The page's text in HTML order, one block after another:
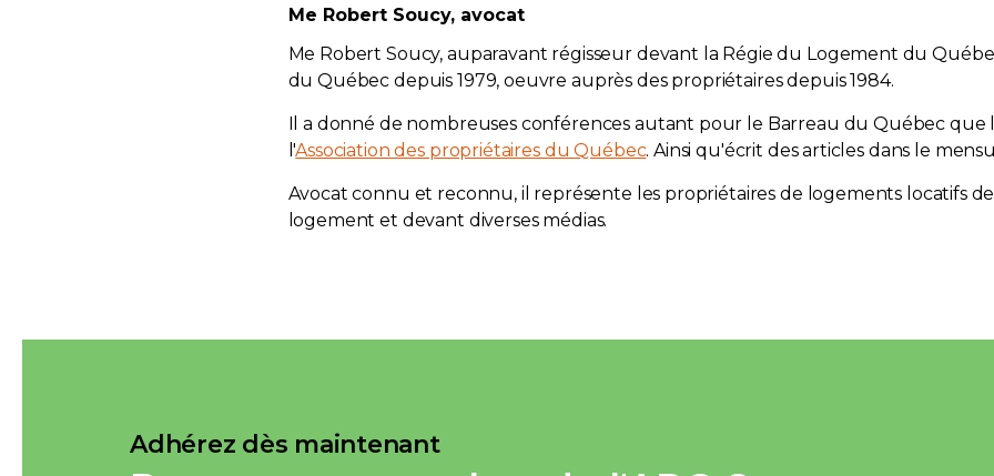
Me Robert Soucy, avocat
Me Robert Soucy, auparavant régisseur devant la Régie du Logement du
du Québec depuis 1979, oeuvre auprès des propriétaires depuis 1984.
Il a donné de nombreuses conférences autant pour le Barreau du Québec que
l'Association des propriétaires du Québec. Ainsi qu'écrit des articles dans le
Avocat connu et reconnu, il représente les propriétaires de logements locatifs
logement et devant diverses médias.
Adhérez dès maintenant